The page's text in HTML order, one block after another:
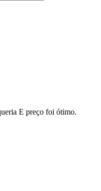
E preço foi ótimo.